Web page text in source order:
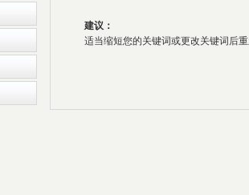
建议：
适当缩短您的关键词或更改关键词后